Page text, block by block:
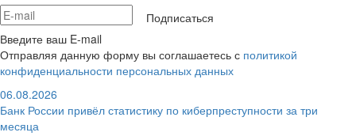
Подписаться
Введите ваш E-mail
Отправляя данную форму вы соглашаетесь с политикой
конфиденциальности персональных данных
06.08.2026
Банк России привёл статистику по киберпреступности за три
месяца